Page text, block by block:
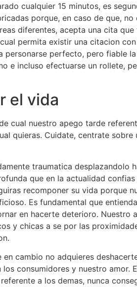
cualquier 15 minutos, es
porque, en caso de que,
diferentes, acepta una cita
permita existir una citacion
personarse perfecto, pero fiable
e incluso efectuarse un rollete,
el vida
cual nuestro apego tarde
quieras. Cuidate, centrate
traumatica
que en la actualidad
recomponer su vida porque
Es fundamental que
en hacerte deterioro.
y chicas a se por las
cambio no adquieres
consumidores y nuestro
a los demas, nunca